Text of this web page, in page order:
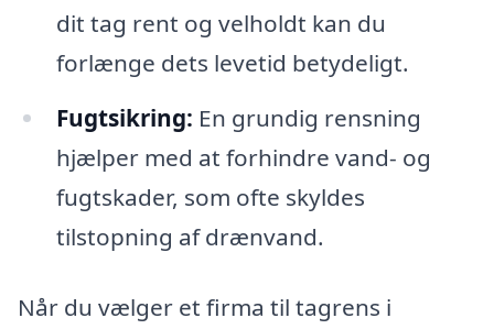
dit tag rent og velholdt kan du
forlænge dets levetid betydeligt.
Fugtsikring: En grundig rensning
hjælper med at forhindre vand- og
fugtskader, som ofte skyldes
tilstopning af drænvand.
Når du vælger et firma til tagrens i